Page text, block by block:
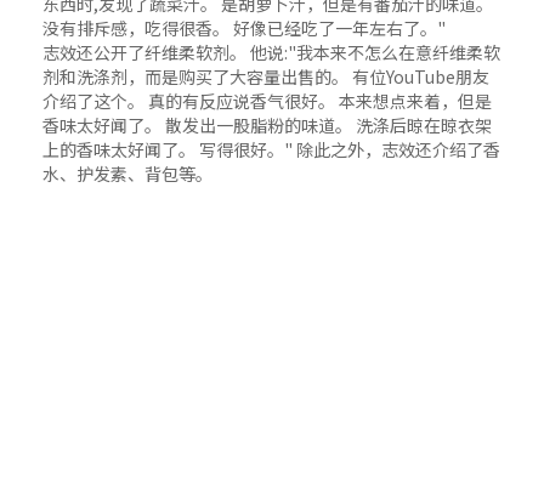
没有排斥感，吃得很香。 好像已经吃了一年左右了。"
志效还公开了纤维柔软剂。 他说:"我本来不怎么在意纤维柔软
剂和洗涤剂，而是购买了大容量出售的。 有位YouTube朋友
介绍了这个。 真的有反应说香气很好。 本来想点来着，但是
香味太好闻了。 散发出一股脂粉的味道。 洗涤后晾在晾衣架
上的香味太好闻了。 写得很好。" 除此之外，志效还介绍了香
水、护发素、背包等。